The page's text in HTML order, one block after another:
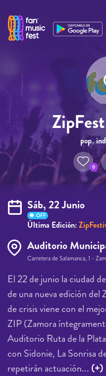
pop,
0
Sáb, 22 Junio
OFF
Última Edición:
Auditorio
Carretera de Salamanca, 1 -
El 22 de junio la ciudad
de una nueva edición del
de crisis viene con el
ZIP (Zamora
Auditorio Ruta de la
con Sidonie, La Sonrisa
repetirán actuación... (+)